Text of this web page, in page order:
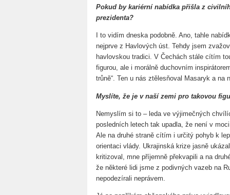
Pokud by kariérní nabídka přišla z
prezidenta?
I to vidím dneska podobně. Ano, tahle
nejprve z Havlových úst. Tehdy jsem
havlovskou tradici. V Čechách stále cítím
figurou, ale i morálně duchovním
trůně“. Ten u nás ztělesňoval Masaryk a na
Myslíte, že je v naší zemi pro takovou
Nemyslím si to – leda ve výjimečných
posledních letech tak upadla, že není v
Ale na druhé straně cítím i určitý pohyb k
orientaci vlády. Ukrajinská krize jasně
kritizoval, mne příjemně překvapili a na
že některé lidi jsme z podivných vazeb na
nepodezírali neprávem.